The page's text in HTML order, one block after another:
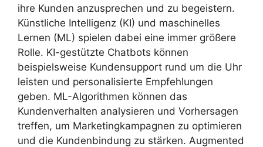
ihre Kunden anzusprechen und zu begeistern.
Künstliche Intelligenz (KI) und maschinelles
Lernen (ML) spielen dabei eine immer größere
Rolle. KI-gestützte Chatbots können
beispielsweise Kundensupport rund um die Uhr
leisten und personalisierte Empfehlungen
geben. ML-Algorithmen können das
Kundenverhalten analysieren und Vorhersagen
treffen, um Marketingkampagnen zu optimieren
und die Kundenbindung zu stärken. Augmented